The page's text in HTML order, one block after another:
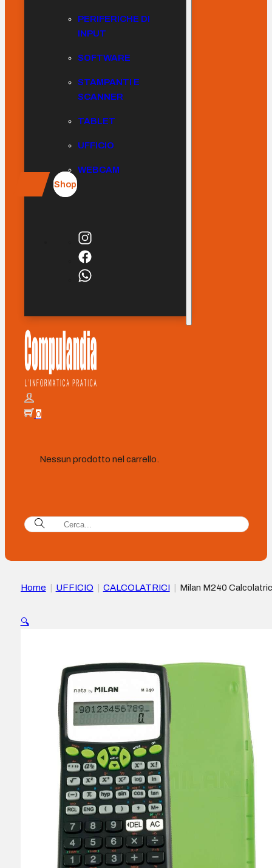
PERIFERICHE DI
INPUT
SOFTWARE
STAMPANTI E
SCANNER
TABLET
UFFICIO
WEBCAM
Shop
0
Nessun prodotto nel carrello.
Home UFFICIO CALCOLATRICI
Milan M240
integrate, di cui 124 scientifiche – Box protettiva verde –
🔍